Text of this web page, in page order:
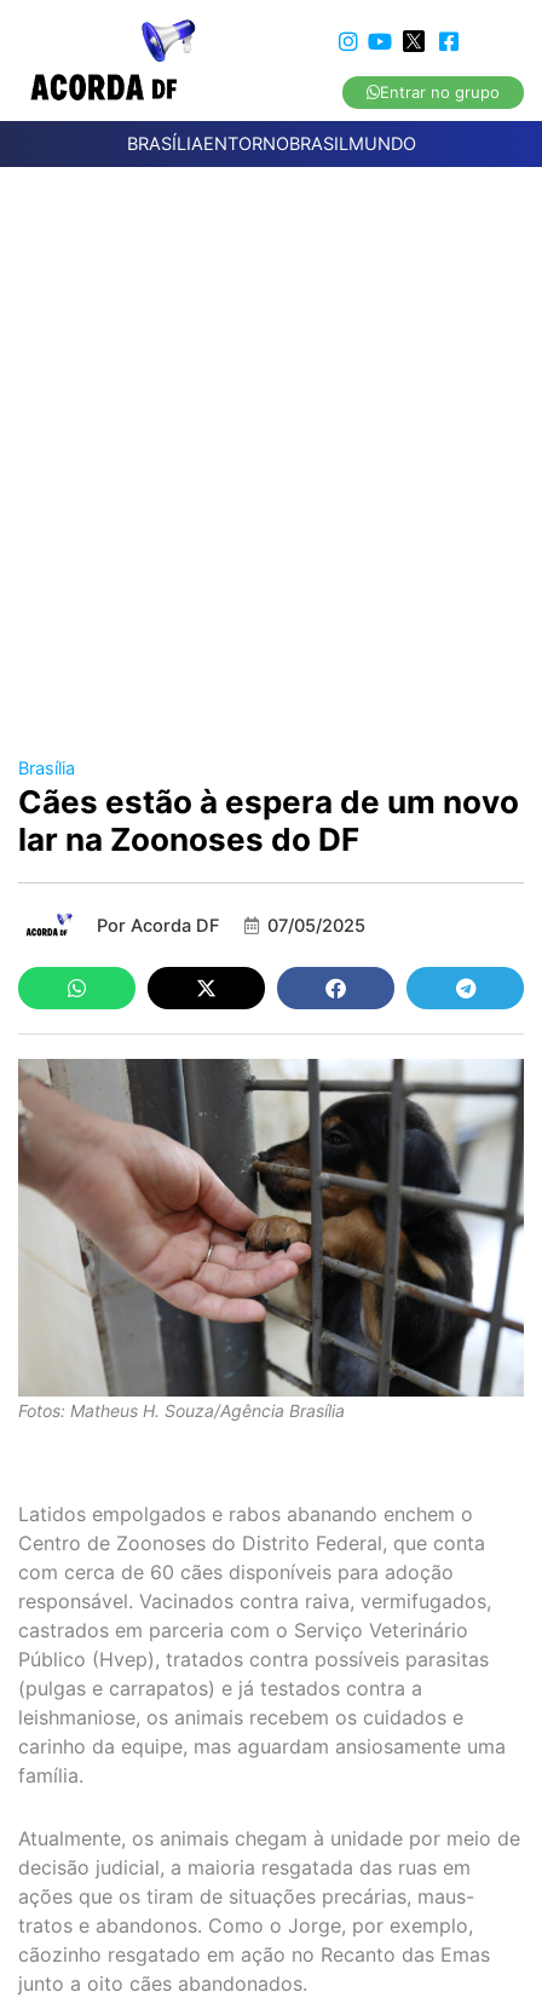
Entrar no grupo
BRASÍLIAENTORNOBRASILMUNDO
Brasília
Cães estão à espera de um novo
lar na Zoonoses do DF
Por Acorda DF 07/05/2025
Fotos: Matheus H. Souza/Agência Brasília
Latidos empolgados e rabos abanando enchem o
Centro de Zoonoses do Distrito Federal, que conta
com cerca de 60 cães disponíveis para adoção
responsável. Vacinados contra raiva, vermifugados,
castrados em parceria com o Serviço Veterinário
Público (Hvep), tratados contra possíveis parasitas
(pulgas e carrapatos) e já testados contra a
leishmaniose, os animais recebem os cuidados e
carinho da equipe, mas aguardam ansiosamente uma
família.
Atualmente, os animais chegam à unidade por meio de
decisão judicial, a maioria resgatada das ruas em
ações que os tiram de situações precárias, maus-
tratos e abandonos. Como o Jorge, por exemplo,
cãozinho resgatado em ação no Recanto das Emas
junto a oito cães abandonados.